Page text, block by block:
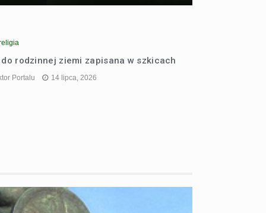
do rodzinnej ziemi zapisana w szkicach
Portalu 14 lipca, 2026